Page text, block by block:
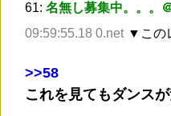
61: 名無し募集中。。。
09:59:55.18 0.net ▼この
>>58
これを見てもダンス